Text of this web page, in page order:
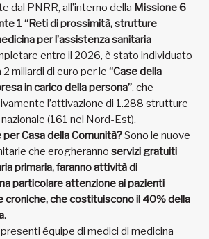
dal PNRR, all’interno della Missione 6
1 “Reti di prossimità, strutture
per l’assistenza sanitaria
entro il 2026, è stato individuato
miliardi di euro per le “Case della
in carico della persona”, che
l’attivazione di 1.288 strutture
(161 nel Nord-Est).
per Casa della Comunità?Sono le nuove
che erogheranno servizi gratuiti
primaria, faranno attività di
particolare attenzione ai pazienti
che costituiscono il 40% della
.
équipe di medici di medicina